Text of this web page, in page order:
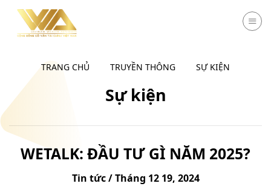
Chuyển
TRANG CHỦ TRUYỀN THÔNG SỰ KIỆN
Sự kiện
WETALK: ĐẦU TƯ GÌ NĂM 2025?
Tin tức / Tháng 12 19, 2024